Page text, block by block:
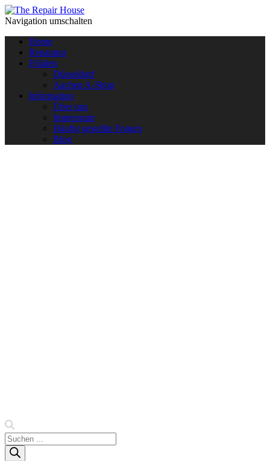
Navigation umschalten
Home
Reparatur
Filialen
Düsseldorf
Aachen A-Shop
Information
Über uns
Impressum
Häufig gestellte Fragen
Blog
Products
search